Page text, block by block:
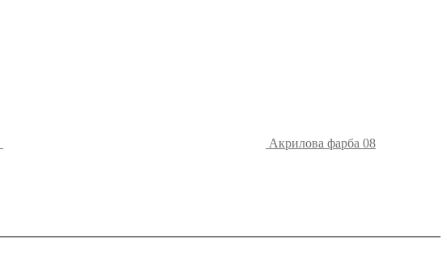
Акрилова фарба 08